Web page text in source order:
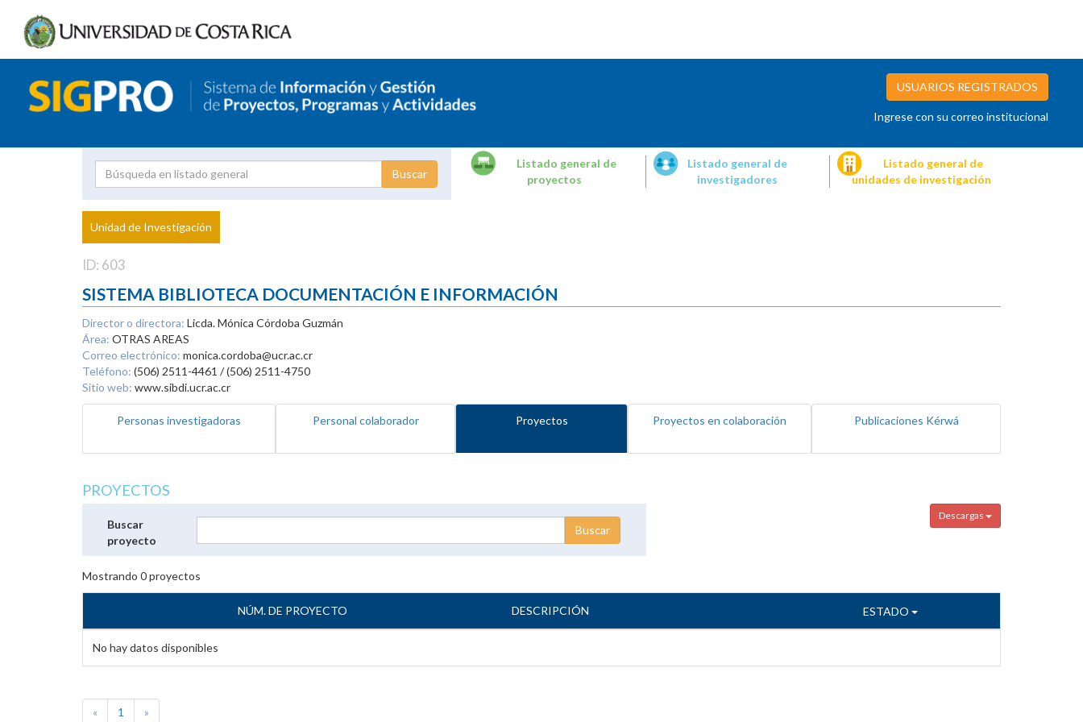
USUARIOS REGISTRADOS
Ingrese con su correo institucional
Proyecto
Investigador
Listado general de
proyectos
Listado general de
investigadores
Listado general de
unidades de investigación
Unidad de Investigación
ID: 603
SISTEMA BIBLIOTECA DOCUMENTACIÓN E INFORMACIÓN
Director o directora: Licda. Mónica Córdoba Guzmán
Área: OTRAS AREAS
Correo electrónico: monica.cordoba@ucr.ac.cr
Teléfono: (506) 2511-4461 / (506) 2511-4750
Sitio web: www.sibdi.ucr.ac.cr
Personas investigadoras Personal colaborador Proyectos Proyectos en colaboración Publicaciones Kérwá
PROYECTOS
Descargas
Buscar
proyecto
Mostrando 0proyectos
NÚM. DE PROYECTO DESCRIPCIÓN ESTADO
No hay datos disponibles
« 1 »